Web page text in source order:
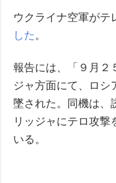
事故・緊急事態
追加
インタビュー
写真
動画
ウクライナ空軍がテ
した 。
報告には、「９月２
ジャ方面にて、ロシ
墜された。同機は、
リッジャにテロ攻撃
いる。